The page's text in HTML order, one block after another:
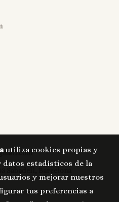
utiliza cookies propias y
datos estadísticos de la
y mejorar nuestros
tus preferencias a